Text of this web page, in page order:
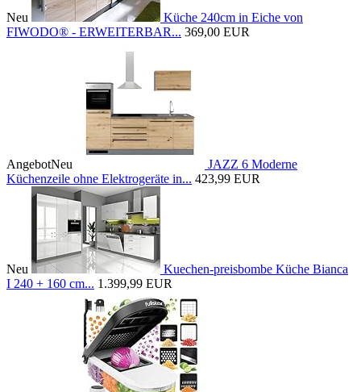
Neu
Küche 240cm in Eiche von
FIWODO® - ERWEITERBAR... 369,00 EUR
AngebotNeu
JAZZ 6 Moderne
Küchenzeile ohne Elektrogeräte in... 423,99 EUR
Neu
Kuechen-preisbombe Küche Bianca
I 240 + 160 cm... 1.399,99 EUR